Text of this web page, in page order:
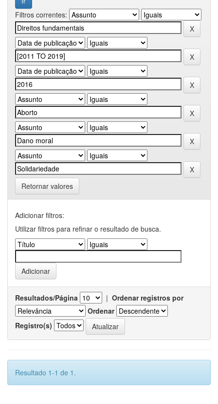
Filtros correntes:
Retornar valores
Adicionar filtros:
Utilizar filtros para refinar o resultado de busca.
Resultados/Página | Ordenar registros por
Ordenar
Registro(s)
Resultado 1-1 de 1.